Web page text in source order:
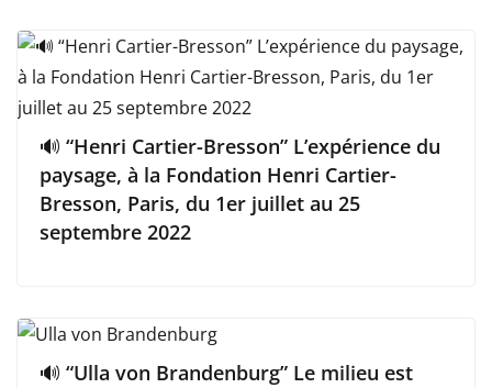
🔊 “Henri Cartier-Bresson” L’expérience du
paysage, à la Fondation Henri Cartier-
Bresson, Paris, du 1er juillet au 25
septembre 2022
🔊 “Ulla von Brandenburg” Le milieu est